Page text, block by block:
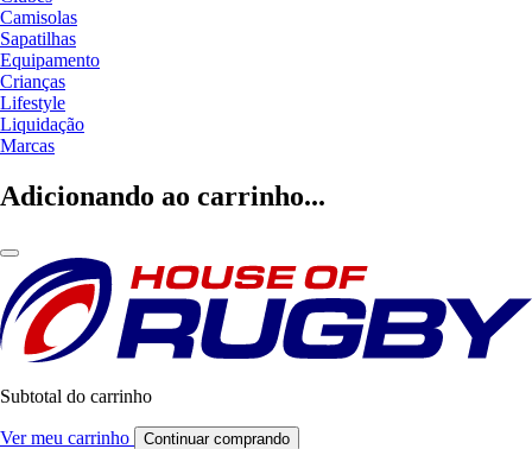
Camisolas
Sapatilhas
Equipamento
Crianças
Lifestyle
Liquidação
Marcas
Adicionando ao carrinho...
Subtotal do carrinho
Ver meu carrinho Continuar comprando